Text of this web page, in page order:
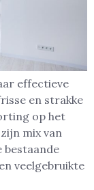
effectieve
en strakke
op het
mix van
bestaande
veelgebruikte